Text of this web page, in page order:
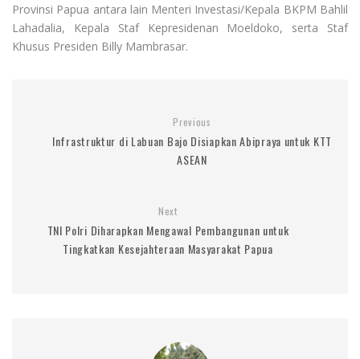
Provinsi Papua antara lain Menteri Investasi/Kepala BKPM Bahlil
Lahadalia, Kepala Staf Kepresidenan Moeldoko, serta Staf
Khusus Presiden Billy Mambrasar.
Previous
Infrastruktur di Labuan Bajo Disiapkan Abipraya untuk KTT
ASEAN
Next
TNI Polri Diharapkan Mengawal Pembangunan untuk
Tingkatkan Kesejahteraan Masyarakat Papua